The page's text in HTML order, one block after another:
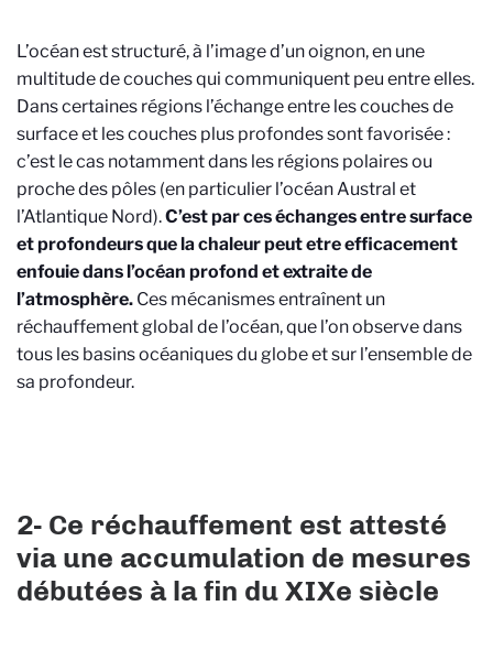
L’océan est structuré, à l’image d’un oignon, en une
multitude de couches qui communiquent peu entre elles.
Dans certaines régions l’échange entre les couches de
surface et les couches plus profondes sont favorisée :
c’est le cas notamment dans les régions polaires ou
proche des pôles (en particulier l’océan Austral et
l’Atlantique Nord).C’est par ces échanges entre surface
et profondeurs que la chaleur peut etre efficacement
enfouie dans l’océan profond et extraite de
l’atmosphère. Ces mécanismes entraînent un
réchauffement global de l’océan, que l’on observe dans
tous les basins océaniques du globe et sur l’ensemble de
sa profondeur.
2- Ce réchauffement est attesté
via une accumulation de mesures
débutées à la fin du XIXe siècle